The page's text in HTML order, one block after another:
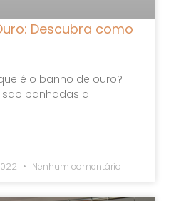
Descubra como
é o banho de ouro?
banhadas a
Nenhum comentário